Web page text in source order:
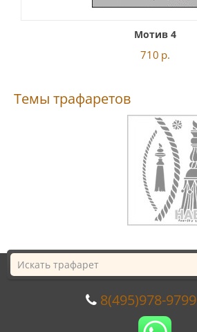
Мотив 4
710 р.
Темы трафаретов
8(495)978-9799